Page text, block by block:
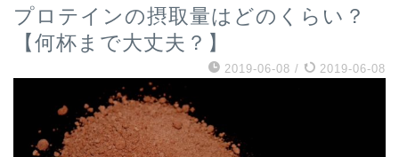
プロテインの摂取量はどのくらい？
【何杯まで大丈夫？】
2019-06-08 / 2019-06-08